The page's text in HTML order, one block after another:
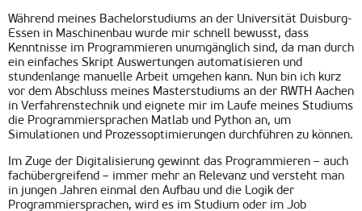
Während meines Bachelorstudiums an der Universität Duisburg-
Essen in Maschinenbau wurde mir schnell bewusst, dass
Kenntnisse im Programmieren unumgänglich sind, da man durch
ein einfaches Skript Auswertungen automatisieren und
stundenlange manuelle Arbeit umgehen kann. Nun bin ich kurz
vor dem Abschluss meines Masterstudiums an der RWTH Aachen
in Verfahrenstechnik und eignete mir im Laufe meines Studiums
die Programmiersprachen Matlab und Python an, um
Simulationen und Prozessoptimierungen durchführen zu können.
Im Zuge der Digitalisierung gewinnt das Programmieren – auch
fachübergreifend – immer mehr an Relevanz und versteht man
in jungen Jahren einmal den Aufbau und die Logik der
Programmiersprachen, wird es im Studium oder im Job